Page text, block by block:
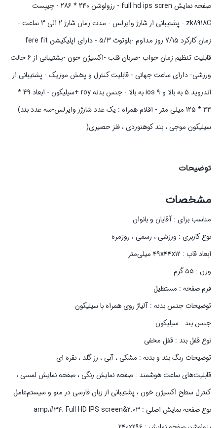
صفحه نمایش full hd ips scren - رزولوشن 240 * 286 - چیپست
zk8918C - پشتیبانی از شارژ وایرلس - مدت زمان شارژ 2 الی 3 ساعت -
زمان کارکرد 7/15 روز مداوم -بلوتوث 5/3 - دارای اپلیکیشن fere fit
قابلیت تنظیم زمان خواب -ضربان قلب -اکسیژن خون -پشتیبانی از 6 حالت
ورزشی- دارای ساعت جهانی - قابلیت کنترل و پخش موزیک - پشتیبانی از
اندروید 5 به بالا و ios 9 به بالا - جنس بدنه roy +سیلیکون - ابعاد 49 *
44 * 125 میلی متر - اقلام همراه : یک عدد شارژر وایرلس-سه عدد بند)
سیلیکون موجی ، بند کوهنوردی ، فلز حصیری(
توضیحات
مشخصات
مناسب برای : آقایان و بانوان
نوع کاربری : ورزشی ، رسمی ، روزمره
ابعاد قاب : ۴۹x۴۴x۱۲ میلی‌متر
وزن : ۵۵ گرم
فرم صفحه : مستطیل
توضیحات جنس بدنه : آلیاژ روی همراه با سیلیکون
جنس بند : سیلیکون
نوع قفل بند : قفل مخفی
توضیحات رنگ بند و بدنه : مشکی ، آبی ، رز گلد ، نقره ای
قابلیت‌های ساعت هوشمند : صفحه نمایش رنگی ، صفحه نمایش لمسی ،
کنترل سطح اکسیژن خون ، پشتیبانی از زبان فارسی در منو و سیستم‌عامل
نوع صفحه نمایش اصلی : ۲.۰۳&amp;#۳۴; Full HD IPS screen